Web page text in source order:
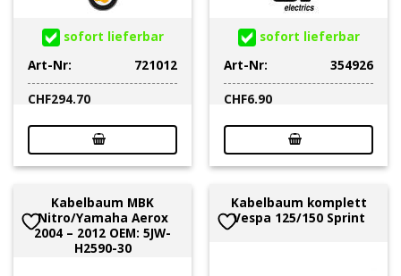
sofort lieferbar
Art-Nr:
721012
CHF294.70
sofort lieferbar
Art-Nr:
354926
CHF6.90
Kabelbaum MBK
Nitro/Yamaha Aerox
2004 – 2012 OEM: 5JW-
H2590-30
Kabelbaum komplett
Vespa 125/150 Sprint